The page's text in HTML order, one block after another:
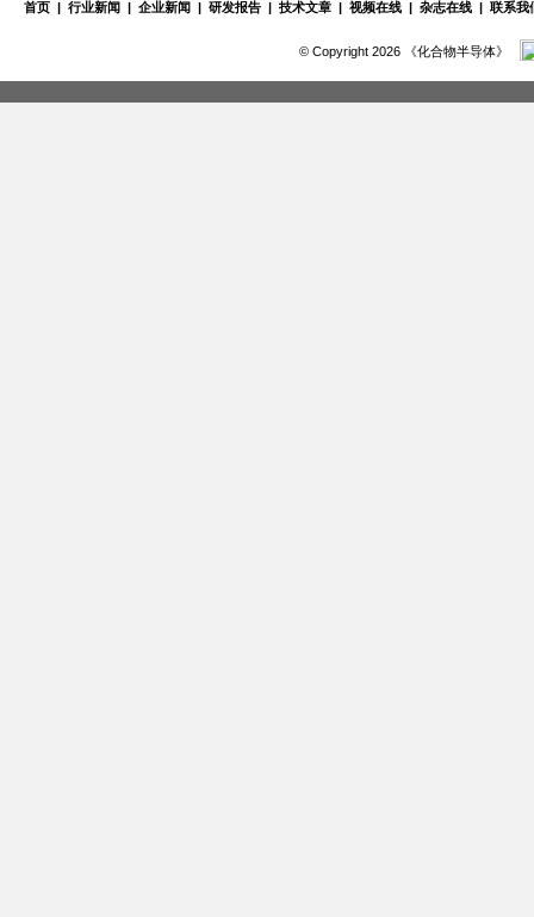
首页 | 行业新闻 | 企业新闻 | 研发报告 | 技术文章 | 视频在线 | 杂志在线 | 联系我
© Copyright 2026 《化合物半导体》